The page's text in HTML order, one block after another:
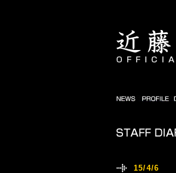
15/4/6